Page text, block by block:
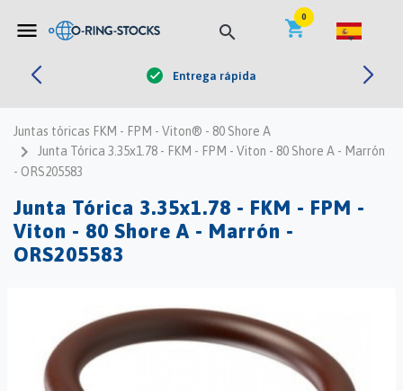
menu search shopping_cart
0
check Entrega rápida
Juntas tóricas FKM - FPM - Viton® - 80 Shore A
navigate_next
Junta Tórica 3.35x1.78 - FKM - FPM - Viton - 80 Shore A - Marrón
- ORS205583
Junta Tórica 3.35x1.78 - FKM - FPM -
Viton - 80 Shore A - Marrón -
ORS205583

